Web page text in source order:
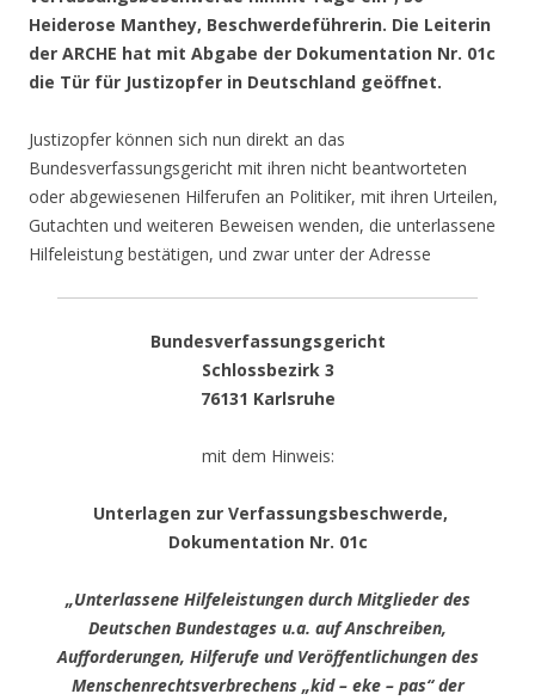
Heiderose Manthey, Beschwerdeführerin. Die Leiterin
der ARCHE hat mit Abgabe der Dokumentation Nr. 01c
die Tür für Justizopfer in Deutschland geöffnet.
Justizopfer können sich nun direkt an das
Bundesverfassungsgericht mit ihren nicht beantworteten
oder abgewiesenen Hilferufen an Politiker, mit ihren Urteilen,
Gutachten und weiteren Beweisen wenden, die unterlassene
Hilfeleistung bestätigen, und zwar unter der Adresse
Bundesverfassungsgericht
Schlossbezirk 3
76131 Karlsruhe
mit dem Hinweis:
Unterlagen zur Verfassungsbeschwerde,
Dokumentation Nr. 01c
„Unterlassene Hilfeleistungen durch Mitglieder des
Deutschen Bundestages u.a. auf Anschreiben,
Aufforderungen, Hilferufe und Veröffentlichungen des
Menschenrechtsverbrechens „kid – eke – pas“ der